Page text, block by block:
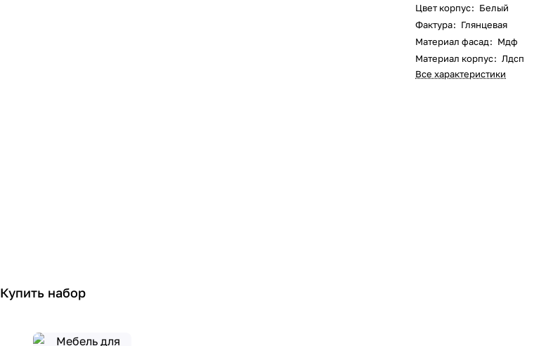
Цвет корпус: Белый
Фактура: Глянцевая
Материал фасад: Мдф
Материал корпус: Лдсп
Все характеристики
Купить набор